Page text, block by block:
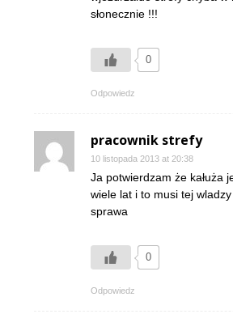
słonecznie !!!
0
Odpowiedz
pracownik strefy
10 listopada 2013 at 20:38
Ja potwierdzam że kałuża
wiele lat i to musi tej
sprawa
0
Odpowiedz